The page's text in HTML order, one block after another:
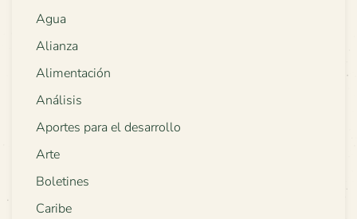
Agua
Alianza
Alimentación
Análisis
Aportes para el desarrollo
Arte
Boletines
Caribe